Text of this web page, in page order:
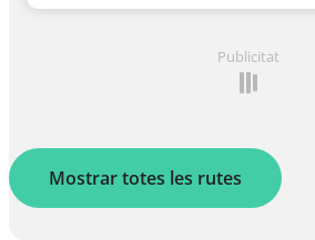
Publicitat
Mostrar totes les rutes